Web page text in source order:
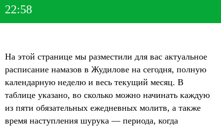
22:58
На этой странице мы разместили для вас актуальное
расписание намазов в Жудилове на сегодня, полную
календарную неделю и весь текущий месяц. В
таблице указано, во сколько можно начинать каждую
из пяти обязательных ежедневных молитв, а также
время наступления шурука — периода, когда